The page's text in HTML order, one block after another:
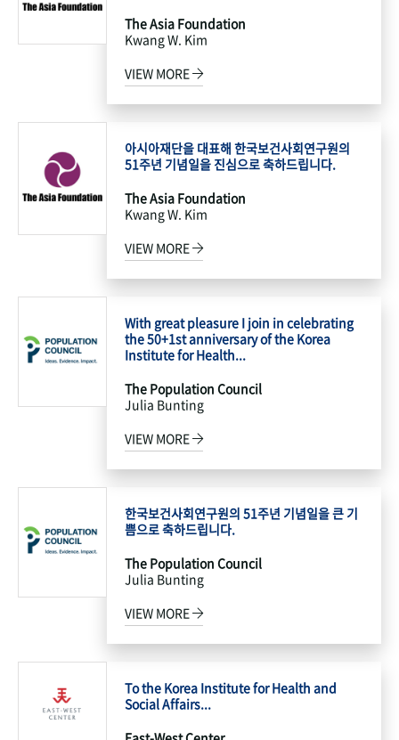
The Asia Foundation
Kwang W. Kim
VIEW MORE
아시아재단을 대표해 한국보건사회연구원의
51주년 기념일을 진심으로 축하드립니다.
The Asia Foundation
Kwang W. Kim
VIEW MORE
With great pleasure I join in celebrating
the 50+1st anniversary of the Korea
Institute for Health...
The Population Council
Julia Bunting
VIEW MORE
한국보건사회연구원의 51주년 기념일을 큰 기
쁨으로 축하드립니다.
The Population Council
Julia Bunting
VIEW MORE
To the Korea Institute for Health and
Social Affairs...